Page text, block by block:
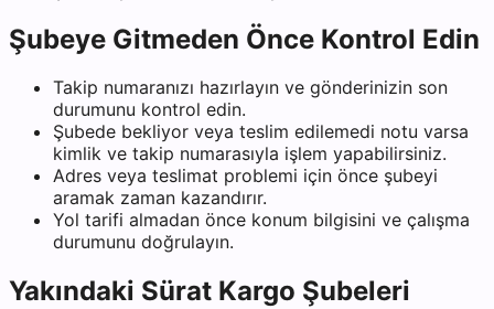
Şubeye Gitmeden Önce Kontrol Edin
Takip numaranızı hazırlayın ve gönderinizin son
durumunu kontrol edin.
Şubede bekliyor veya teslim edilemedi notu varsa
kimlik ve takip numarasıyla işlem yapabilirsiniz.
Adres veya teslimat problemi için önce şubeyi
aramak zaman kazandırır.
Yol tarifi almadan önce konum bilgisini ve çalışma
durumunu doğrulayın.
Yakındaki Sürat Kargo Şubeleri